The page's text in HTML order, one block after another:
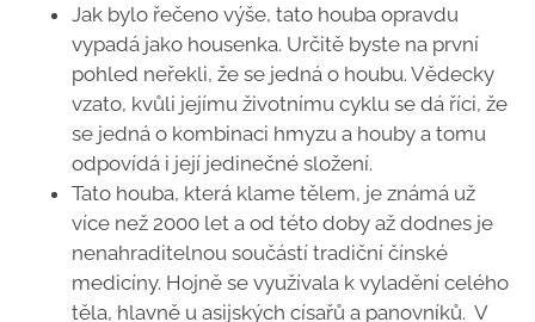
Jak bylo řečeno výše, tato houba opravdu
vypadá jako housenka. Určitě byste na první
pohled neřekli, že se jedná o houbu. Vědecky
vzato, kvůli jejímu životnímu cyklu se dá říci, že
se jedná o kombinaci hmyzu a houby a tomu
odpovídá i její jedinečné složení.
Tato houba, která klame tělem, je známá už
více než 2000 let a od této doby až dodnes je
nenahraditelnou součástí tradiční čínské
medicíny. Hojně se využívala k vyladění celého
těla, hlavně u asijských císařů a panovníků. V